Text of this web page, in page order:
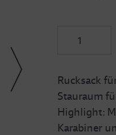
Rucksack
Stauraum
Highlight:
Karabiner